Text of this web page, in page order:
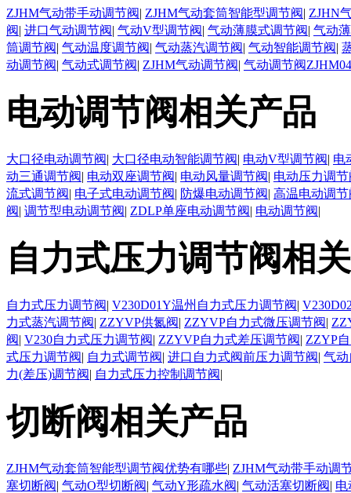
ZJHM气动带手动调节阀| ZJHM气动套筒智能型调节阀| ZJHN
阀| 进口气动调节阀| 气动V型调节阀| 气动薄膜式调节阀| 气动
筒调节阀| 气动温度调节阀| 气动蒸汽调节阀| 气动智能调节阀|
动调节阀| 气动式调节阀| ZJHM气动调节阀| 气动调节阀ZJHM04
电动调节阀相关产品
大口径电动调节阀| 大口径电动智能调节阀| 电动V型调节阀| 电
动三通调节阀| 电动双座调节阀| 电动风量调节阀| 电动压力调节
流式调节阀| 电子式电动调节阀| 防爆电动调节阀| 高温电动调节
阀| 调节型电动调节阀| ZDLP单座电动调节阀| 电动调节阀|
自力式压力调节阀相
自力式压力调节阀| V230D01Y温州自力式压力调节阀|
力式蒸汽调节阀| ZZYVP供氮阀| ZZYVP自力式微压调节阀|
阀| V230自力式压力调节阀| ZZYVP自力式差压调节阀| ZZYP
式压力调节阀| 自力式调节阀| 进口自力式阀前压力调节阀| 气
力(差压)调节阀| 自力式压力控制调节阀|
切断阀相关产品
ZJHM气动套筒智能型调节阀优势有哪些| ZJHM气动带手动调
塞切断阀| 气动O型切断阀| 气动Y形疏水阀| 气动活塞切断阀| 电